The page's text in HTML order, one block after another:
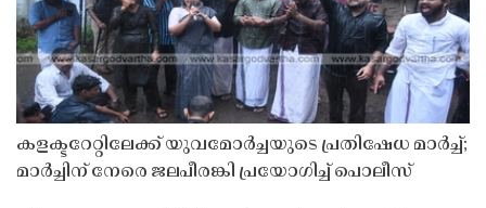
കളക്ടറേറ്റിലേക്ക് യുവമോർച്ചയുടെ പ്രതിഷേധ മാർച്ച്;
മാർച്ചിന് നേരെ ജലപീരങ്കി പ്രയോഗിച്ച് പൊലീസ്